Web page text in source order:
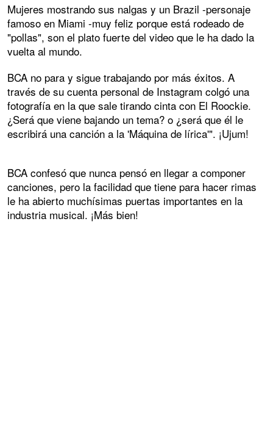
Mujeres mostrando sus nalgas y un Brazil -personaje
famoso en Miami -muy feliz porque está rodeado de
"pollas", son el plato fuerte del video que le ha dado la
vuelta al mundo.
BCA no para y sigue trabajando por más éxitos. A
través de su cuenta personal de Instagram colgó una
fotografía en la que sale tirando cinta con El Roockie.
¿Será que viene bajando un tema? o ¿será que él le
escribirá una canción a la 'Máquina de lírica'". ¡Ujum!
BCA confesó que nunca pensó en llegar a componer
canciones, pero la facilidad que tiene para hacer rimas
le ha abierto muchísimas puertas importantes en la
industria musical. ¡Más bien!